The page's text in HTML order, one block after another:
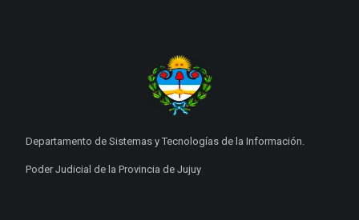
Departamento de Sistemas y Tecnologías de la Información.
Poder Judicial de la Provincia de Jujuy